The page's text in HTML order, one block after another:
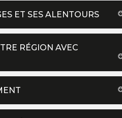
ET SES ALENTOURS
RÉGION AVEC